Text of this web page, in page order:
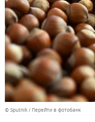
© Sputnik Перейти в фотобанк